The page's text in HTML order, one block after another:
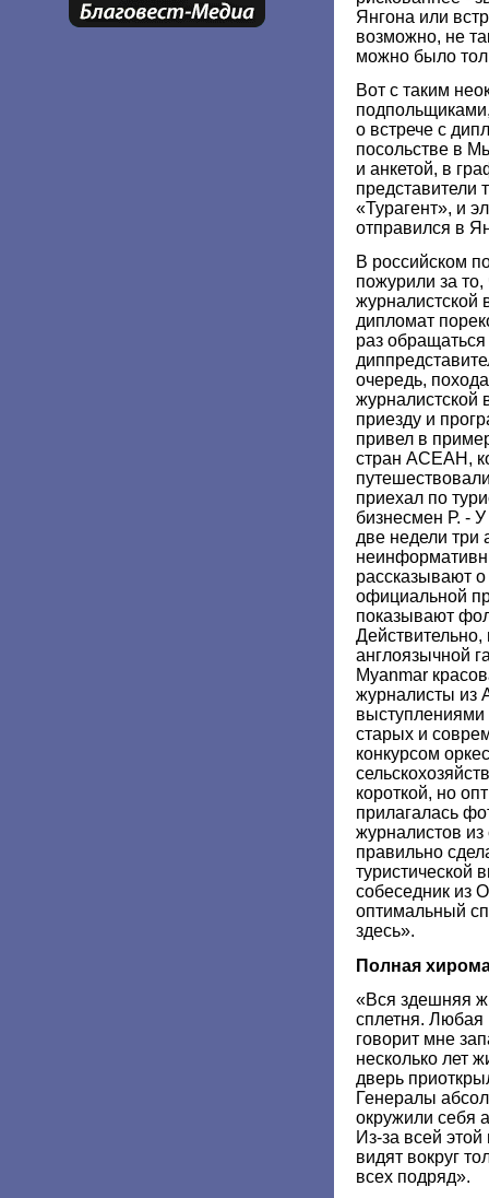
Янгона или
возможно, не
можно было
Вот с таким
о встрече с
посольстве в
и анкетой, в
представители
«Турагент», и
отправился в
В российском
пожурили за
журналистской
дипломат
раз
очередь,
журналистской
приезду и
привел в
стран АСЕАН,
приехал по
бизнесмен Р. -
две недели три
рассказывают
официальной
показывают
англоязычной
Myanmar
журналисты из
старых и
конкурсом
короткой, но
прилагалась
журналистов
правильно
туристической
собеседник из
оптимальный
здесь».
Полная
«Вся здешняя
сплетня. Любая
говорит мне
несколько лет
дверь
Генералы
окружили себя
Из-за всей
видят вокруг
всех подряд».